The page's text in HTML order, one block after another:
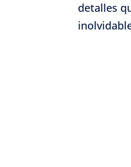
detalles